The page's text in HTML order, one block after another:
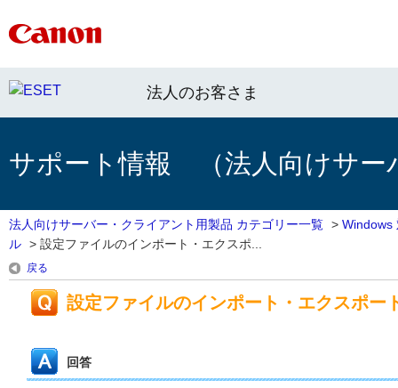
法人のお客さま
サポート情報 （法人向けサー
法人向けサーバー・クライアント用製品 カテゴリー一覧 > Windows
ル > 設定ファイルのインポート・エクスポ...
戻る
設定ファイルのインポート・エクスポー
回答